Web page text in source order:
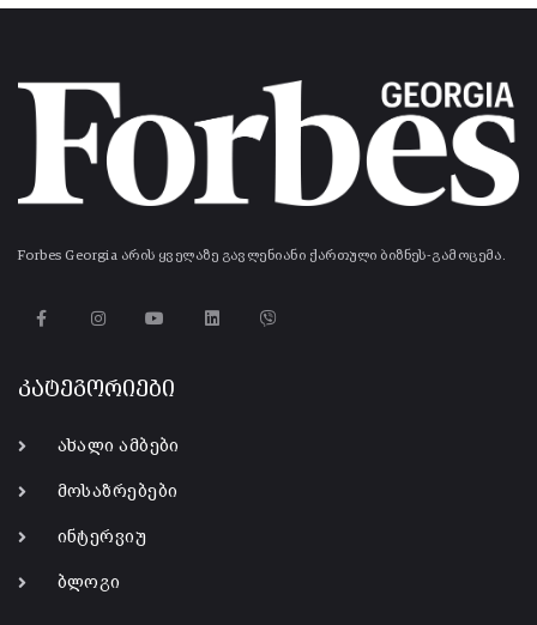
Forbes Georgia არის ყველაზე გავლენიანი ქართული ბიზნეს-გამოცემა.
კატეგორიები
ახალი ამბები
მოსაზრებები
ინტერვიუ
ბლოგი